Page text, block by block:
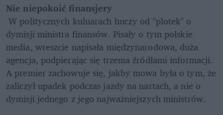
Nie niepokoić finansjery
W politycznych kuluarach huczy od "plotek" o
dymisji ministra finansów. Pisały o tym polskie
media, wreszcie napisała międzynarodowa, duża
agencja, podpierając się trzema źródłami informacji.
A premier zachowuje się, jakby mowa była o tym, że
zaliczył upadek podczas jazdy na nartach, a nie o
dymisji jednego z jego najważniejszych ministrów.